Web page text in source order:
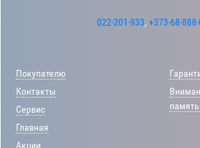
022-201-933, +373-68-
Покупателю
Контакты
Сервис
Главная
Акции